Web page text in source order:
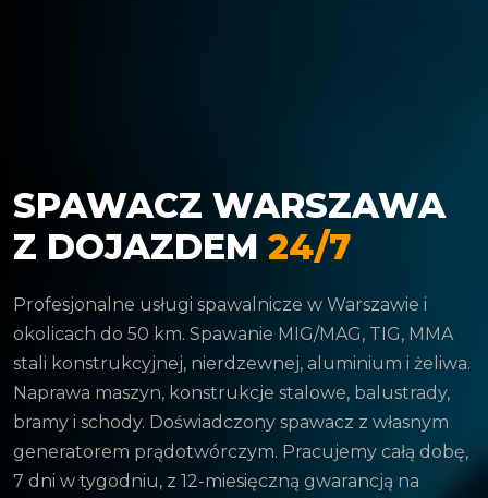
SPAWACZ WARSZAWA
Z DOJAZDEM 24/7
Profesjonalne usługi spawalnicze w Warszawie i
okolicach do 50 km. Spawanie MIG/MAG, TIG, MMA
stali konstrukcyjnej, nierdzewnej, aluminium i żeliwa.
Naprawa maszyn, konstrukcje stalowe, balustrady,
bramy i schody. Doświadczony spawacz z własnym
generatorem prądotwórczym. Pracujemy całą dobę,
7 dni w tygodniu, z 12-miesięczną gwarancją na